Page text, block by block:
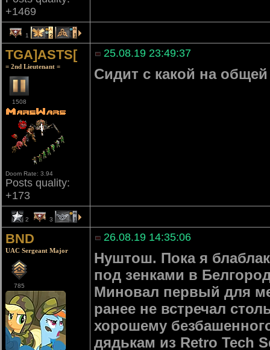
+1469
1 2 1
TGA]ASTS[
= 2nd Lieutenant =
1508
Doom Rate: 3.94
Posts quality:
+173
25.08.19 23:49:37
Сидит с какой на общей
2 3 1
BND
UAC Sergeant Major
785
26.08.19 14:35:06
Нуштош. Пока я
под зенками в
Миновал первый для
ранее не встречал
хорошему
дядькам из Retro Tech